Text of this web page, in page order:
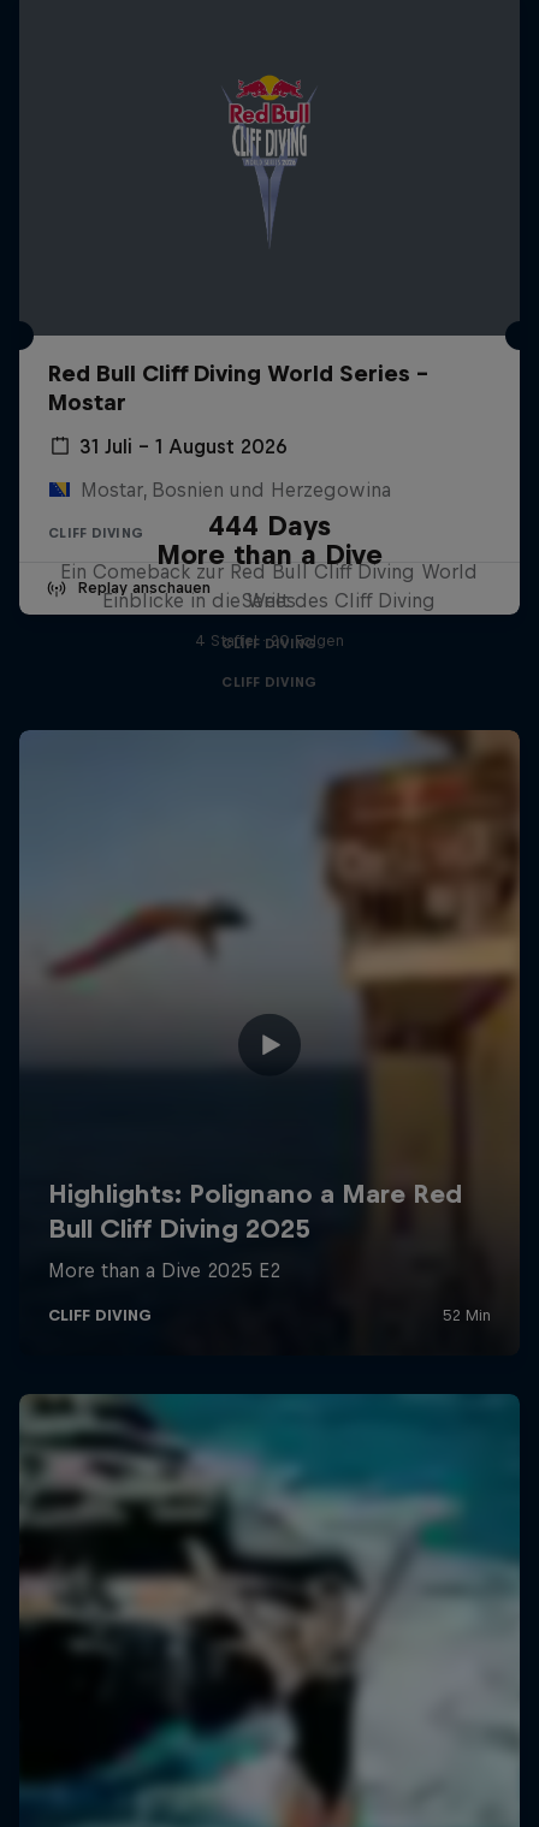
Red Bull Cliff Diving World Series -
Mostar
31 Juli – 1 August 2026
Mostar, Bosnien und Herzegowina
CLIFF DIVING
Replay anschauen
444 Days
Ein Comeback zur Red Bull Cliff Diving World
Series
CLIFF DIVING
More than a Dive
Einblicke in die Welt des Cliff Diving
4 Staffel · 20 Folgen
CLIFF DIVING